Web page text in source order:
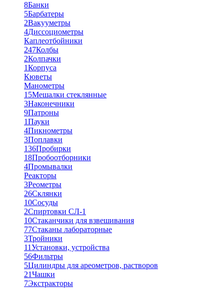
8Банки
5Барбатеры
2Вакууметры
4Диссоциометры
Каплеотбойники
247Колбы
2Колпачки
1Корпуса
Кюветы
Манометры
15Мешалки стеклянные
3Наконечники
9Патроны
1Пауки
4Пикнометры
3Поплавки
136Пробирки
18Пробоотборники
4Промывалки
Реакторы
3Реометры
26Склянки
10Сосуды
2Спиртовки СЛ-1
10Стаканчики для взвешивания
77Стаканы лабораторные
3Тройники
11Установки, устройства
56Фильтры
5Цилиндры для ареометров, растворов
21Чашки
7Экстракторы